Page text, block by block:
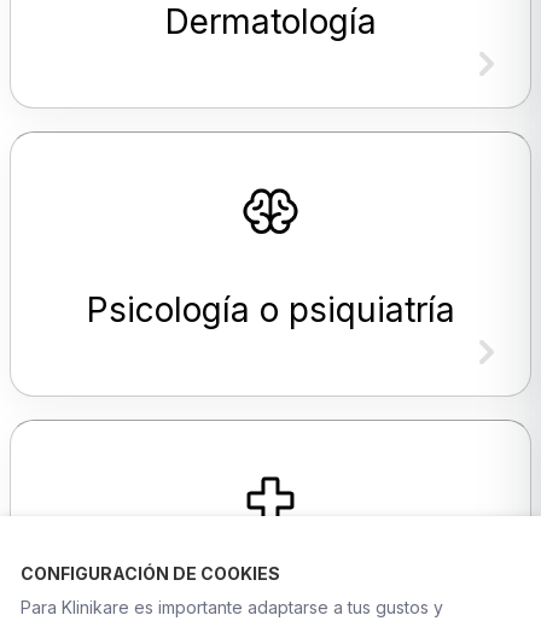
Dermatología
Psicología o psiquiatría
Otras especialidades...
CONFIGURACIÓN DE COOKIES
Para Klinikare es importante adaptarse a tus gustos y